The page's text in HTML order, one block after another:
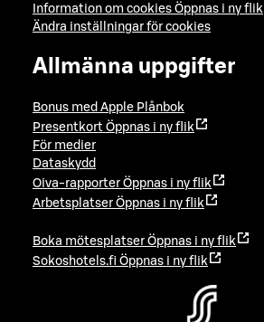
Information om cookies Öppnas i ny flik
Ändra inställningar för cookies
Allmänna uppgifter
Bonus med Apple Plånbok
Presentkort Öppnas i ny flik
För medier
Dataskydd
Oiva-rapporter Öppnas i ny flik
Arbetsplatser Öppnas i ny flik
Boka mötesplatser Öppnas i ny flik
Sokoshotels.fi Öppnas i ny flik